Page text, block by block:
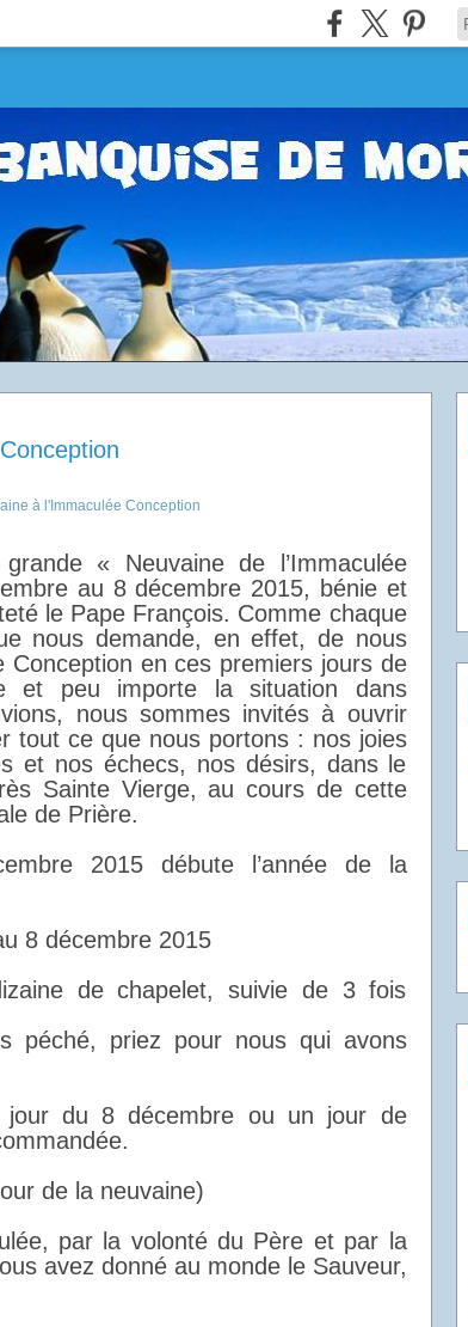
« Neuvaine de l’Immaculée
au 8 décembre 2015, bénie et
le Pape François. Comme chaque
nous demande, en effet, de nous
Conception en ces premiers jours de
et peu importe la situation dans
nous sommes invités à ouvrir
tout ce que nous portons : nos joies
et nos échecs, nos désirs, dans le
Sainte Vierge, au cours de cette
de Prière.
2015 débute l’année de la
8 décembre 2015
de chapelet, suivie de 3 fois
péché, priez pour nous qui avons
jour du 8 décembre ou un jour de
de la neuvaine)
par la volonté du Père et par la
avez donné au monde le Sauveur,